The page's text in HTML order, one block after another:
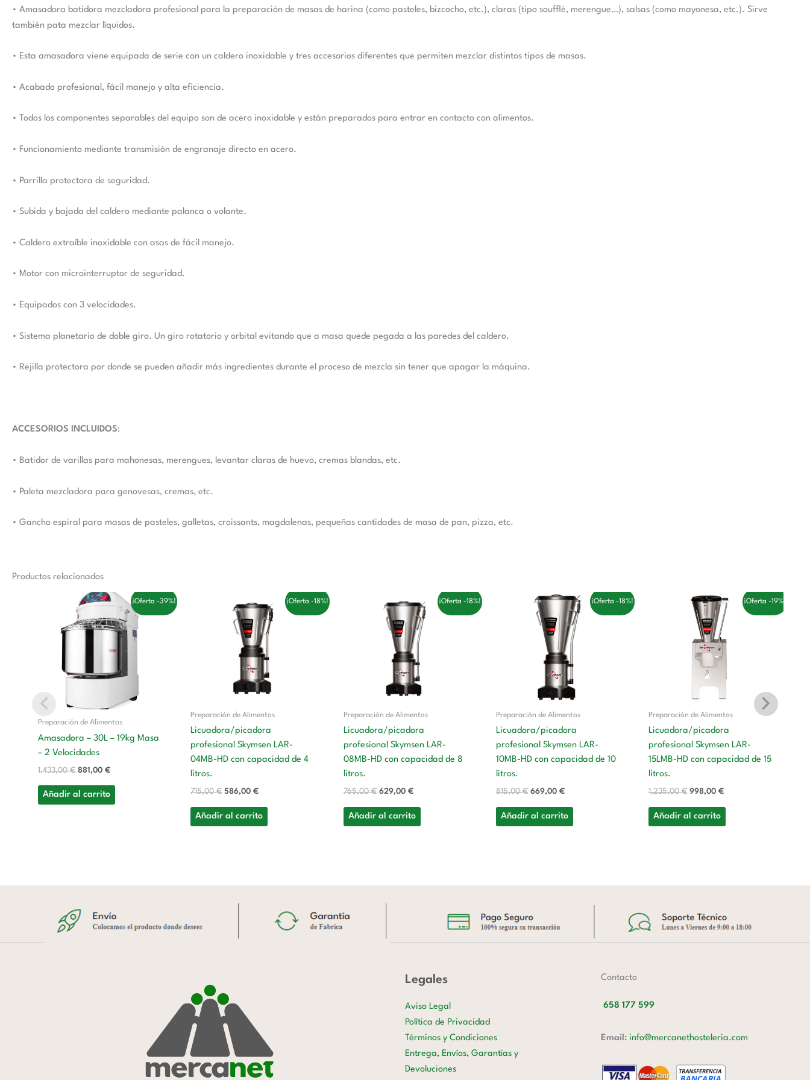
• Amasadora batidora mezcladora profesional para la preparación de masas de harina (como pasteles, bizcocho, etc.), claras (tipo soufflé, merengue…), salsas (como mayonesa, etc.). Sirve
también pata mezclar líquidos.
• Esta amasadora viene equipada de serie con un caldero inoxidable y tres accesorios diferentes que permiten mezclar distintos tipos de masas.
• Acabado profesional, fácil manejo y alta eficiencia.
• Todos los componentes separables del equipo son de acero inoxidable y están preparados para entrar en contacto con alimentos.
• Funcionamiento mediante transmisión de engranaje directo en acero.
• Parrilla protectora de seguridad.
• Subida y bajada del caldero mediante palanca o volante.
• Caldero extraíble inoxidable con asas de fácil manejo.
• Motor con microinterruptor de seguridad.
• Equipados con 3 velocidades.
• Sistema planetario de doble giro. Un giro rotatorio y orbital evitando que a masa quede pegada a las paredes del caldero.
• Rejilla protectora por donde se pueden añadir más ingredientes durante el proceso de mezcla sin tener que apagar la máquina.
ACCESORIOS INCLUIDOS:
• Batidor de varillas para mahonesas, merengues, levantar claras de huevo, cremas blandas, etc.
• Paleta mezcladora para genovesas, cremas, etc.
• Gancho espiral para masas de pasteles, galletas, croissants, magdalenas, pequeñas cantidades de masa de pan, pizza, etc.
Productos relacionados
¡Oferta -39%!
Preparación de Alimentos
Amasadora – 30L – 19kg Masa
– 2 Velocidades
1.433,00€
El
precio
original
era:
881,00€
El
precio
actual
es:
881,00 €.
Añadir al carrito
¡Oferta -18%!
Preparación de Alimentos
Licuadora/picadora
profesional Skymsen LAR-
04MB-HD con capacidad de 4
litros.
715,00€
precio
original
era:
715,00 €.
586,00€
precio
actual
es:
586,00 €.
Añadir al carrito
¡Oferta -18%!
Preparación de Alimentos
Licuadora/picadora
profesional Skymsen LAR-
08MB-HD con capacidad de 8
litros.
765,00€
precio
original
era:
765,00 €.
629,00 €
precio
actual
es:
629,00 €.
Añadir al carrito
¡Oferta -18%!
Preparación de Alimentos
Licuadora/picadora
profesional Skymsen LAR-
10MB-HD con capacidad de 10
litros.
815,00€
El
precio
original
era:
815,00 €.
669,00 €
El
precio
actual
es:
669,00 €.
Añadir al carrito
¡Oferta -19%!
Preparación de Alimentos
Licuadora/picadora
profesional Skymsen LAR-
15LMB-HD con capacidad de 15
litros.
1.235,00€
El
precio
original
era:
1.235,00 €.
998,00 €
El
precio
actual
998,00 €.
Añadir al carrito
Legales
Aviso Legal
Política de Privacidad
Términos y Condiciones
Entrega, Envíos, Garantías y
Devoluciones
Contacto
658 177 599
Email: info@mercanethosteleria.com